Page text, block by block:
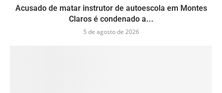
Acusado de matar instrutor de autoescola em Montes
Claros é condenado a...
5 de agosto de 2026